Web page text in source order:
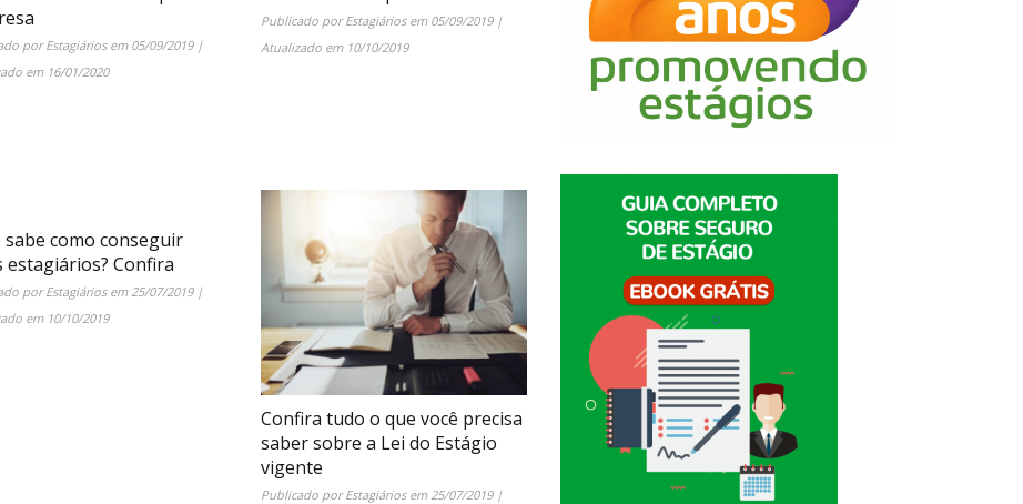
porEstagiáriosem 05/09/2019|
em 16/01/2020
Publicado porEstagiáriosem 05/09/2019|
Atualizado em 10/10/2019
sabe como conseguir
estagiários? Confira
porEstagiáriosem25/07/2019|
em 10/10/2019
Confira tudo o que você precisa
saber sobre a Lei do Estágio
vigente
Publicado porEstagiáriosem 25/07/2019|